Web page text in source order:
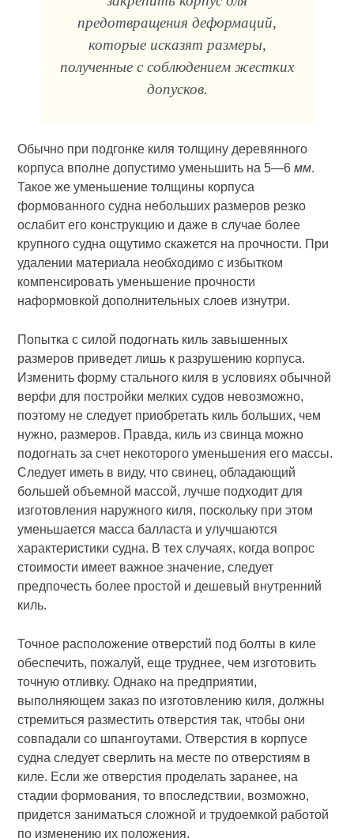
предотвращения деформаций,
которые исказят размеры,
полученные с соблюдением жестких
допусков.
Обычно при подгонке киля толщину деревянного
корпуса вполне допустимо уменьшить на 5—6мм.
Такое же уменьшение толщины корпуса
формованного судна небольших размеров резко
ослабит его конструкцию и даже в случае более
крупного судна ощутимо скажется на прочности. При
удалении материала необходимо с избытком
компенсировать уменьшение прочности
наформовкой дополнительных слоев изнутри.
Попытка с силой подогнать киль завышенных
размеров приведет лишь к разрушению корпуса.
Изменить форму стального киля в условиях обычной
верфи для постройки мелких судов невозможно,
поэтому не следует приобретать киль больших, чем
нужно, размеров. Правда, киль из свинца можно
подогнать за счет некоторого уменьшения его массы.
Следует иметь в виду, что свинец, обладающий
большей объемной массой, лучше подходит для
изготовления наружного киля, поскольку при этом
уменьшается масса балласта и улучшаются
характеристики судна. В тех случаях, когда вопрос
стоимости имеет важное значение, следует
предпочесть более простой и дешевый внутренний
киль.
Точное расположение отверстий под болты в киле
обеспечить, пожалуй, еще труднее, чем изготовить
точную отливку. Однако на предприятии,
выполняющем заказ по изготовлению киля, должны
стремиться разместить отверстия так, чтобы они
совпадали со шпангоутами. Отверстия в корпусе
судна следует сверлить на месте по отверстиям в
киле. Если же отверстия проделать заранее, на
стадии формования, то впоследствии, возможно,
придется заниматься сложной и трудоемкой работой
по изменению их положения.